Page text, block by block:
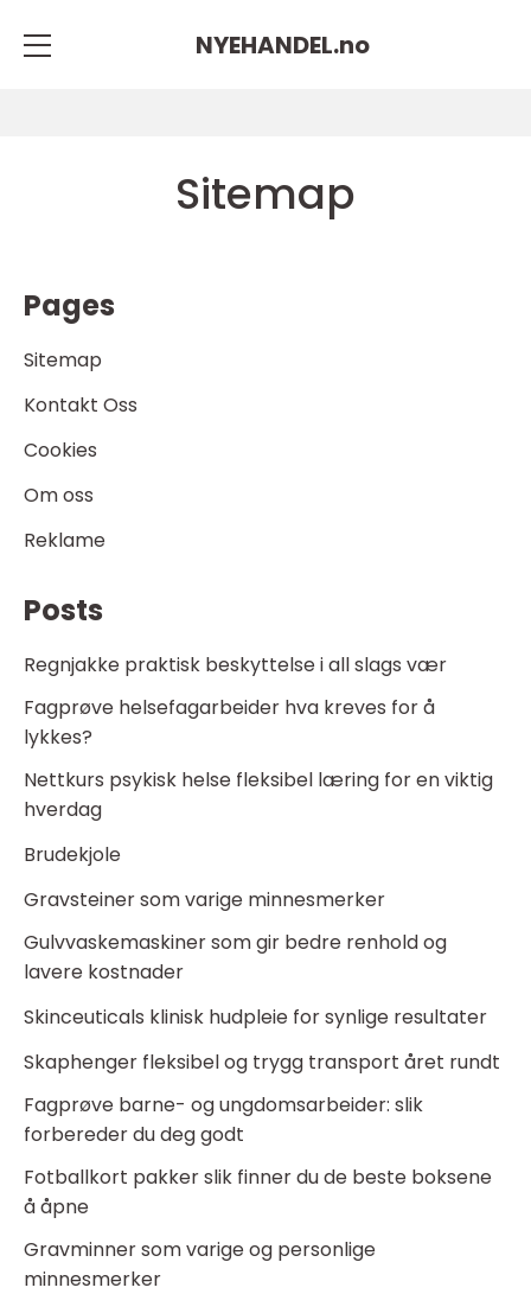
NYEHANDEL.no
Sitemap
Pages
Sitemap
Kontakt Oss
Cookies
Om oss
Reklame
Posts
Regnjakke praktisk beskyttelse i all slags vær
Fagprøve helsefagarbeider hva kreves for å
lykkes?
Nettkurs psykisk helse fleksibel læring for en viktig
hverdag
Brudekjole
Gravsteiner som varige minnesmerker
Gulvvaskemaskiner som gir bedre renhold og
lavere kostnader
Skinceuticals klinisk hudpleie for synlige resultater
Skaphenger fleksibel og trygg transport året rundt
Fagprøve barne- og ungdomsarbeider: slik
forbereder du deg godt
Fotballkort pakker slik finner du de beste boksene
å åpne
Gravminner som varige og personlige
minnesmerker